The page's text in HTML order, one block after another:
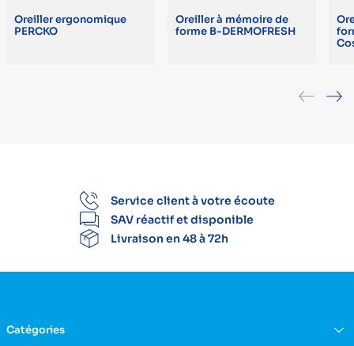
Oreiller ergonomique
PERCKO
Oreiller à mémoire de
forme B-DERMOFRESH
Service client à votre écoute
SAV réactif et disponible
Livraison en 48 à 72h
Catégories